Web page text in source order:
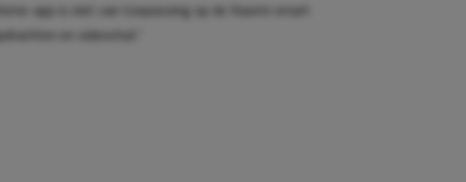
app is niet van toepassing op de Xiaomi smart
en videochat.”